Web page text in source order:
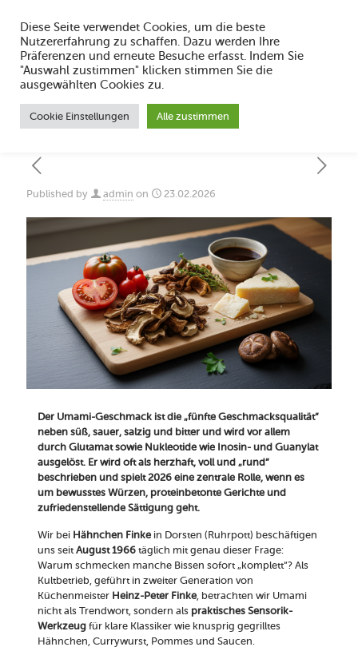
Was ist Umami-Geschmack und wie wirkt
Published by admin on 23.02.2026
Der Umami-Geschmack ist die „fünfte Geschmacksqualität“
neben süß, sauer, salzig und bitter und wird vor allem
durch Glutamat sowie Nukleotide wie Inosin- und Guanylat
ausgelöst. Er wird oft als herzhaft, voll und „rund“
beschrieben und spielt 2026 eine zentrale Rolle, wenn es
um bewusstes Würzen, proteinbetonte Gerichte und
zufriedenstellende Sättigung geht.
Wir bei Hähnchen Finkein Dorsten (Ruhrpott) beschäftigen
uns seitAugust 1966täglich mit genau dieser Frage:
Warum schmecken manche Bissen sofort „komplett“? Als
Kultbetrieb, geführt in zweiter Generation von
Küchenmeister Heinz-Peter Finke, betrachten wir Umami
nicht als Trendwort, sondern als praktisches Sensorik-
Werkzeugfür klare Klassiker wie knusprig gegrilltes
Hähnchen, Currywurst, Pommes und Saucen.
Diese Seite verwendet Cookies, um die beste
Nutzererfahrung zu schaffen. Dazu werden Ihre
Präferenzen und erneute Besuche erfasst. Indem Sie
"Auswahl zustimmen" klicken stimmen Sie die
ausgewählten Cookies zu.
Cookie Einstellungen Alle zustimmen